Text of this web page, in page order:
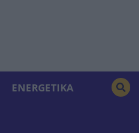
ENERGETIKA